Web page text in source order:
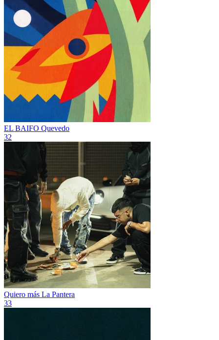
EL BAIFO Quevedo
32
Quiero más La Pantera
33